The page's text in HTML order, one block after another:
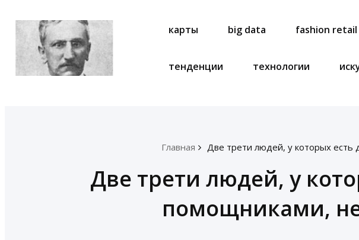
карты big data fashion retail
тенденции технологии
Главная Две трети людей, у которых
Две трети людей, у
помощниками,